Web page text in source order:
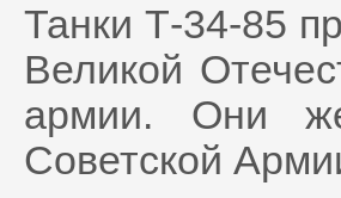
Танки Т-34-85
Великой
армии. Они же
Советской